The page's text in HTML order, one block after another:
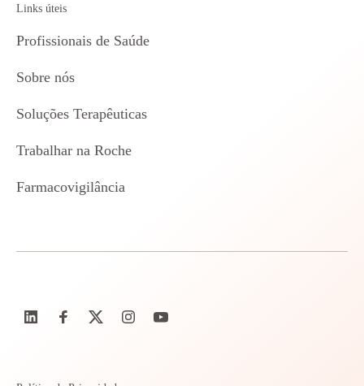
Links úteis
Profissionais de Saúde
Sobre nós
Soluções Terapêuticas
Trabalhar na Roche
Farmacovigilância